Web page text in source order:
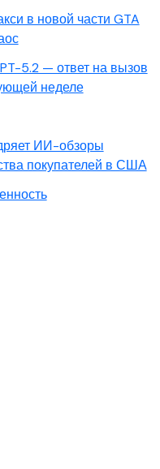
в новой части GTA
5.2 — ответ на вызов
неделе
ИИ-обзоры
покупателей в США